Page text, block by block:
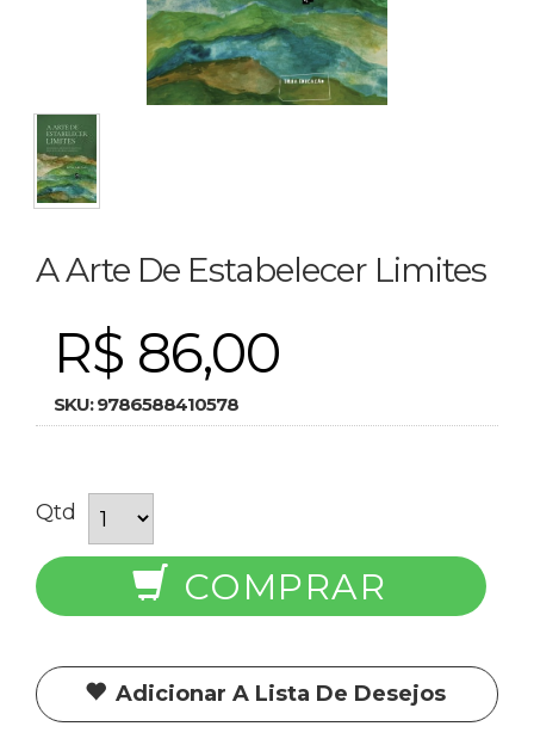
A Arte De Estabelecer Limites
R$ 86,00
SKU:9786588410578
Qtd
COMPRAR
Adicionar A Lista De Desejos